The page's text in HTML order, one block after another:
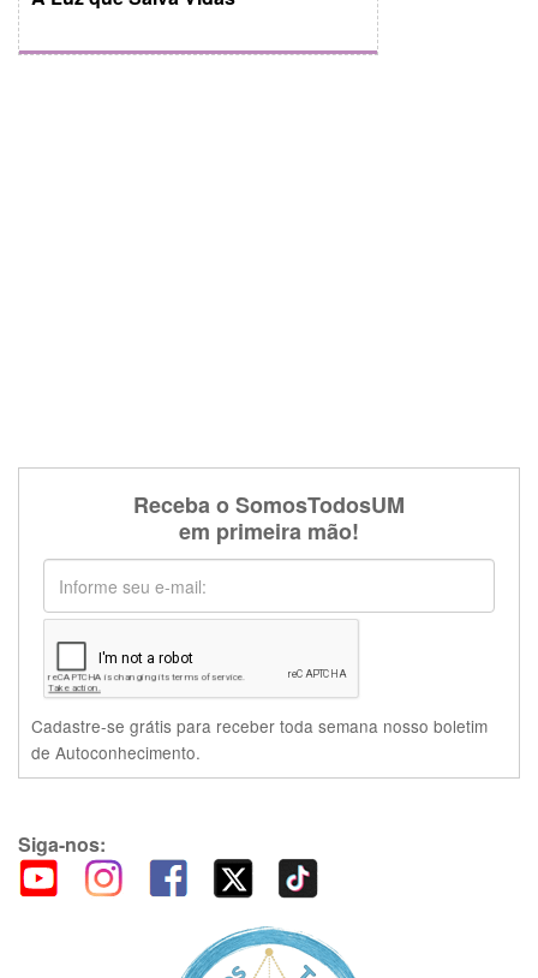
Receba o SomosTodosUM
em primeira mão!
Cadastre-se grátis para receber toda semana nosso boletim
de Autoconhecimento.
Siga-nos: